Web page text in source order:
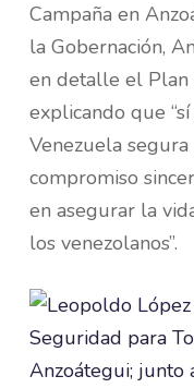
Campaña en
la Gobernación,
en detalle el Plan
explicando que
Venezuela
compromiso
en asegurar la
los venezolanos”.